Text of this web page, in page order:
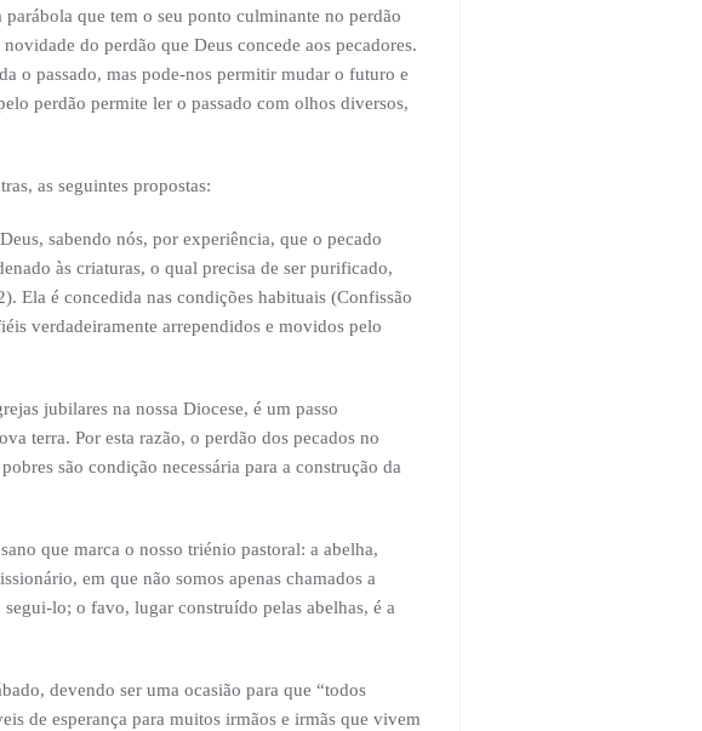
parábola que tem o seu ponto culminante no perdão
do perdão que Deus concede aos pecadores.
o passado, mas pode-nos permitir mudar o futuro e
perdão permite ler o passado com olhos diversos,
as seguintes propostas:
sabendo nós, por experiência, que o pecado
às criaturas, o qual precisa de ser purificado,
Ela é concedida nas condições habituais (Confissão
verdadeiramente arrependidos e movidos pelo
jubilares na nossa Diocese, é um passo
terra. Por esta razão, o perdão dos pecados no
são condição necessária para a construção da
que marca o nosso triénio pastoral: a abelha,
em que não somos apenas chamados a
lo; o favo, lugar construído pelas abelhas, é a
devendo ser uma ocasião para que “todos
de esperança para muitos irmãos e irmãs que vivem